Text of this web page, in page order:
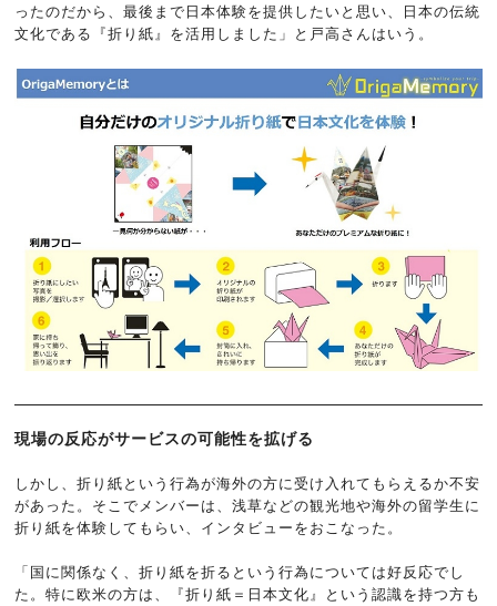
ったのだから、最後まで日本体験を提供したいと思い、日本の伝統
文化である『折り紙』を活用しました」と戸高さんはいう。
現場の反応がサービスの可能性を拡げる
しかし、折り紙という行為が海外の方に受け入れてもらえるか不安
があった。そこでメンバーは、浅草などの観光地や海外の留学生に
折り紙を体験してもらい、インタビューをおこなった。
「国に関係なく、折り紙を折るという行為については好反応でし
た。特に欧米の方は、『折り紙＝日本文化』という認識を持つ方も